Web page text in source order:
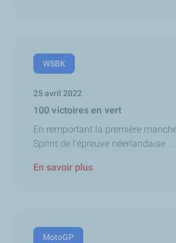
WSBK
25 avril 2022
100 victoires en vert
En remportant la première
Sprint de l’épreuve néerlandaise...
En savoir plus
MotoGP